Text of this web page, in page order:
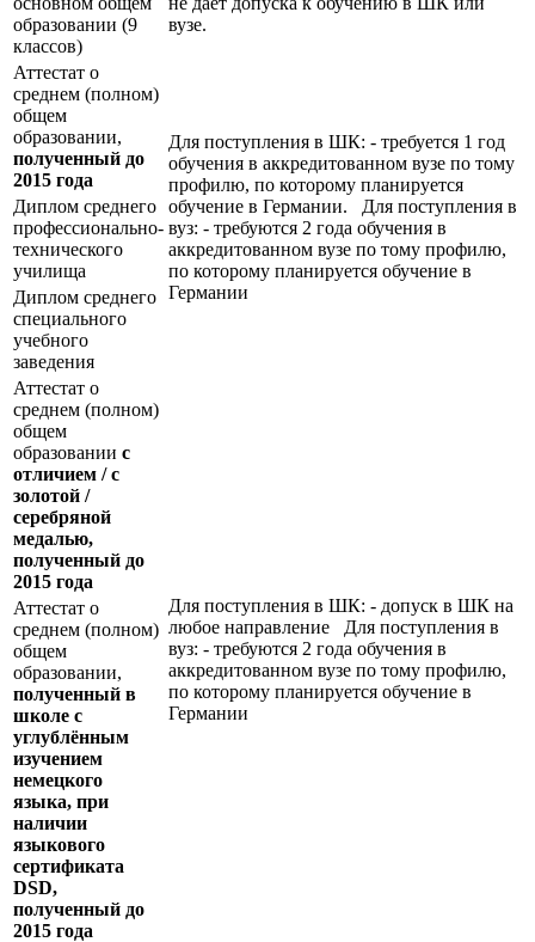
образовании (9
классов)
вузе.
Аттестат о
среднем (полном)
общем
образовании,
полученный до
2015 года
Для поступления в ШК: - требуется 1 год
обучения в аккредитованном вузе по тому
профилю, по которому планируется
обучение в Германии. Для поступления в
вуз: - требуются 2 года обучения в
аккредитованном вузе по тому профилю,
по которому планируется обучение в
Германии
Диплом среднего
профессионально-
технического
училища
Диплом среднего
специального
учебного
заведения
Аттестат о
среднем (полном)
общем
образовании с
отличием / с
золотой /
серебряной
медалью,
полученный до
2015 года
Для поступления в ШК: - допуск в ШК на
любое направление Для поступления в
вуз: - требуются 2 года обучения в
аккредитованном вузе по тому профилю,
по которому планируется обучение в
Германии
Аттестат о
среднем (полном)
общем
образовании,
полученный в
школе с
углублённым
изучением
немецкого
языка, при
наличии
языкового
сертификата
DSD,
полученный до
2015 года